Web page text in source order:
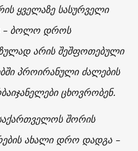
ყველაზე სასურველი
– ბოლო დროს
არის შეშფოთებული
პროირანული ძალების
ცხოვრობენ.
შორის
ახალი დრო დადგა –